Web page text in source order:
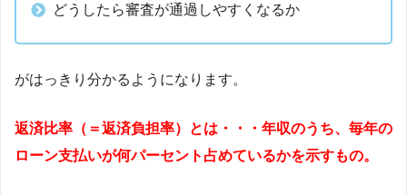
どうしたら審査が通過しやすくなるか
がはっきり分かるようになります。
返済比率（＝返済負担率）とは・・・ 年収のうち、毎年の
ローン支払いが何パーセント占めているかを示すもの。